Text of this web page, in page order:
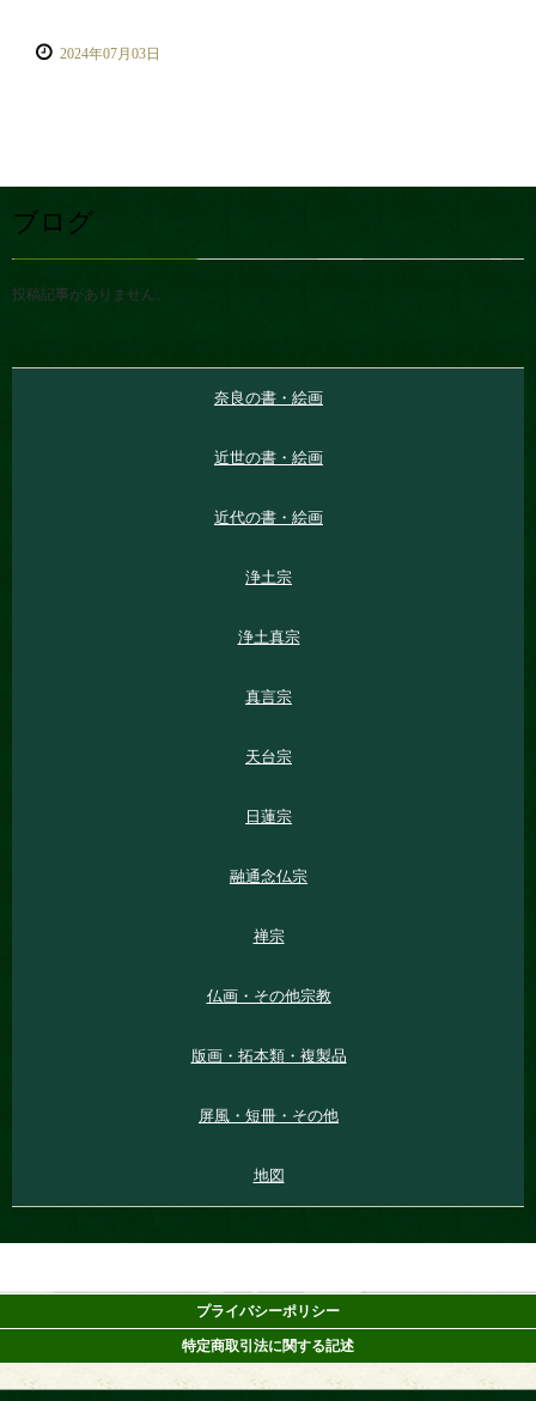
2024年07月03日
ブログ
投稿記事がありません。
奈良の書・絵画
近世の書・絵画
近代の書・絵画
浄土宗
浄土真宗
真言宗
天台宗
日蓮宗
融通念仏宗
禅宗
仏画・その他宗教
版画・拓本類・複製品
屏風・短冊・その他
地図
プライバシーポリシー
特定商取引法に関する記述